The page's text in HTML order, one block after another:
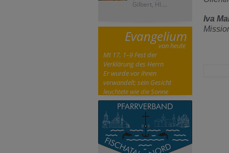
Gilbert, Hl....
Evangelium
von heute
Mt 17, 1–9 Fest der
Verklärung des Herrn
Er wurde vor ihnen
verwandelt; sein Gesicht
leuchtete wie die Sonne
Iva